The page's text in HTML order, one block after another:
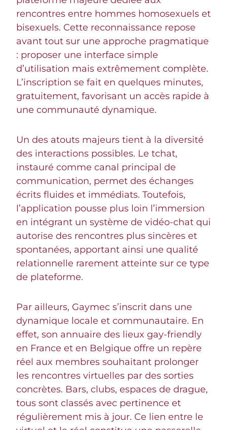
rencontres entre hommes homosexuels et
bisexuels. Cette reconnaissance repose
avant tout sur une approche pragmatique
: proposer une interface simple
d’utilisation mais extrêmement complète.
L’inscription se fait en quelques minutes,
gratuitement, favorisant un accès rapide à
une communauté dynamique.
Un des atouts majeurs tient à la diversité
des interactions possibles. Le tchat,
instauré comme canal principal de
communication, permet des échanges
écrits fluides et immédiats. Toutefois,
l’application pousse plus loin l’immersion
en intégrant un système de vidéo-chat qui
autorise des rencontres plus sincères et
spontanées, apportant ainsi une qualité
relationnelle rarement atteinte sur ce type
de plateforme.
Par ailleurs, Gaymec s’inscrit dans une
dynamique locale et communautaire. En
effet, son annuaire des lieux gay-friendly
en France et en Belgique offre un repère
réel aux membres souhaitant prolonger
les rencontres virtuelles par des sorties
concrètes. Bars, clubs, espaces de drague,
tous sont classés avec pertinence et
régulièrement mis à jour. Ce lien entre le